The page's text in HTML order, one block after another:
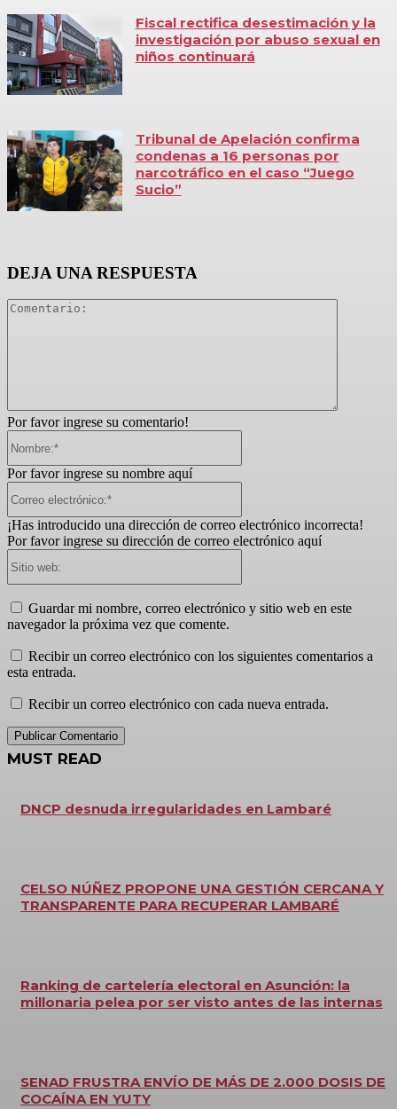
Fiscal rectifica desestimación y la
investigación por abuso sexual en
niños continuará
Tribunal de Apelación confirma
condenas a 16 personas por
narcotráfico en el caso “Juego
Sucio”
DEJA UNA RESPUESTA
Por favor ingrese su comentario!
Por favor ingrese su nombre aquí
¡Has introducido una dirección de correo electrónico incorrecta!
Por favor ingrese su dirección de correo electrónico aquí
Guardar mi nombre, correo electrónico y sitio web en este
navegador la próxima vez que comente.
Recibir un correo electrónico con los siguientes comentarios a
esta entrada.
Recibir un correo electrónico con cada nueva entrada.
MUST READ
DNCP desnuda irregularidades en Lambaré
CELSO NÚÑEZ PROPONE UNA GESTIÓN CERCANA Y
TRANSPARENTE PARA RECUPERAR LAMBARÉ
Ranking de cartelería electoral en Asunción: la
millonaria pelea por ser visto antes de las internas
SENAD FRUSTRA ENVÍO DE MÁS DE 2.000 DOSIS DE
COCAÍNA EN YUTY